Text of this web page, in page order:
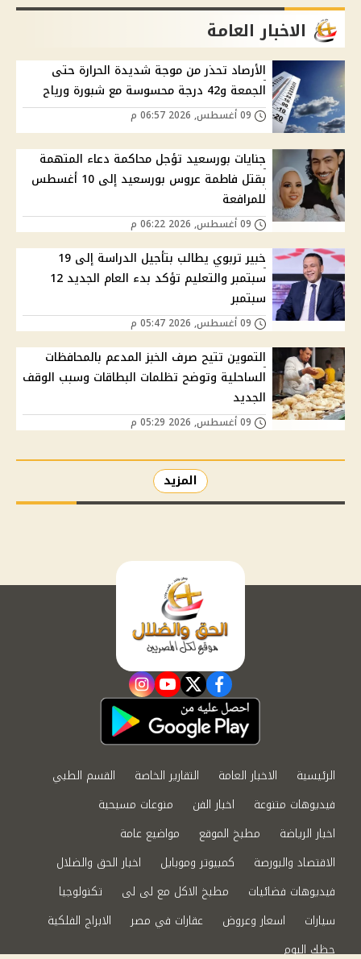
الاخبار العامة
الأرصاد تحذر من موجة شديدة الحرارة حتى
الجمعة و42 درجة محسوسة مع شبورة ورياح
جنايات بورسعيد تؤجل محاكمة دعاء المتهمة
بقتل فاطمة عروس بورسعيد إلى 10 أغسطس
للمرافعة
خبير تربوي يطالب بتأجيل الدراسة إلى 19
سبتمبر والتعليم تؤكد بدء العام الجديد 12
سبتمبر
التموين تتيح صرف الخبز المدعم بالمحافظات
الساحلية وتوضح تظلمات البطاقات وسبب الوقف
الجديد
المزيد
facebook
twitter
youtube
instagram
الرئيسية الاخبار العامة التقارير الخاصة
القسم الطبي
فيديوهات متنوعة
اخبار الفن
منوعات مسيحية
اخبار الرياضة
مطبخ الموقع
مواضيع عامة
الاقتصاد والبورصة
كمبيوتر وموبايل
اخبار الحق والضلال
فيديوهات فضائيات
مطبخ الاكل مع لى لى
تكنولوجيا
سيارات
اسعار وعروض عقارات في مصر
الابراج الفلكية
حظك اليوم